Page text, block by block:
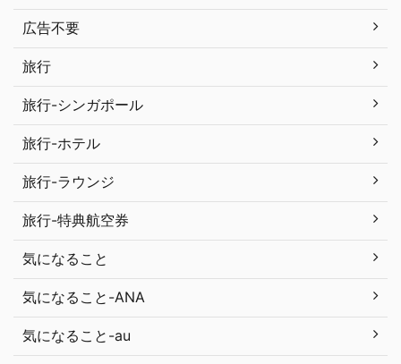
広告不要
旅行
旅行-シンガポール
旅行-ホテル
旅行-ラウンジ
旅行-特典航空券
気になること
気になること-ANA
気になること-au